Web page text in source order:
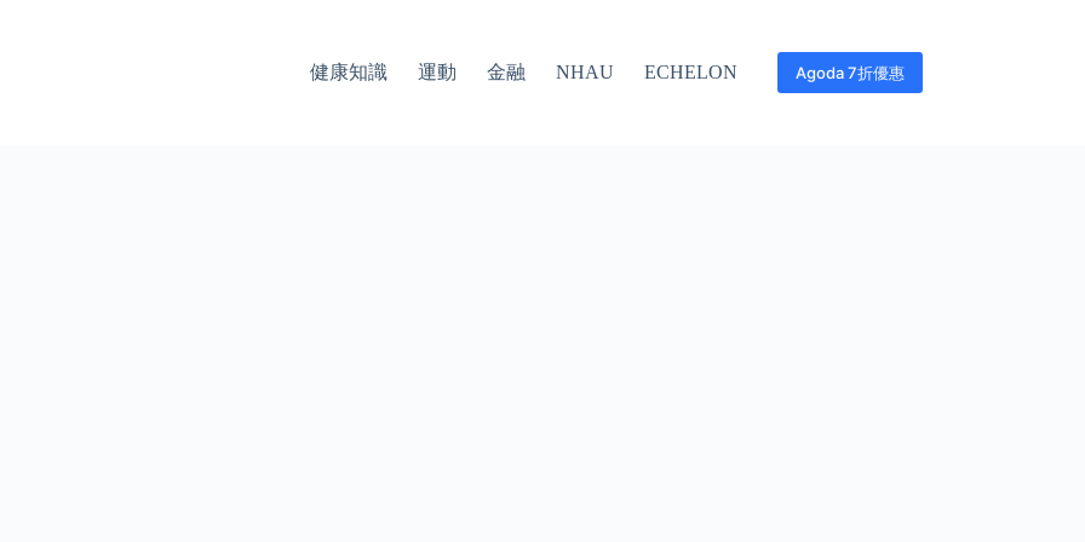
健康知識 運動 金融 NHAU ECHELON Agoda 7折優惠